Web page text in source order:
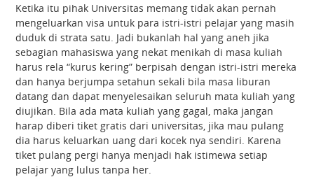
Ketika itu pihak Universitas memang tidak akan pernah
mengeluarkan visa untuk para istri-istri pelajar yang masih
duduk di strata satu. Jadi bukanlah hal yang aneh jika
sebagian mahasiswa yang nekat menikah di masa kuliah
harus rela “kurus kering” berpisah dengan istri-istri mereka
dan hanya berjumpa setahun sekali bila masa liburan
datang dan dapat menyelesaikan seluruh mata kuliah yang
diujikan. Bila ada mata kuliah yang gagal, maka jangan
harap diberi tiket gratis dari universitas, jika mau pulang
dia harus keluarkan uang dari kocek nya sendiri. Karena
tiket pulang pergi hanya menjadi hak istimewa setiap
pelajar yang lulus tanpa her.